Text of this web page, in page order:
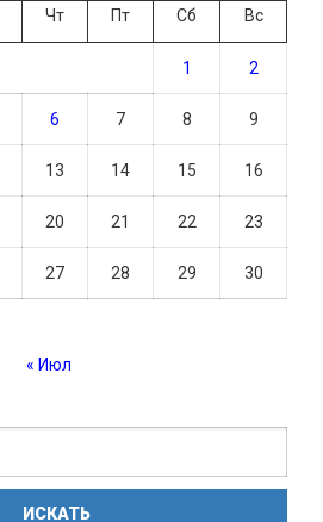
Чт Пт Сб Вс
1 2
6 7 8 9
13 14 15 16
20 21 22 23
27 28 29 30
« Июл